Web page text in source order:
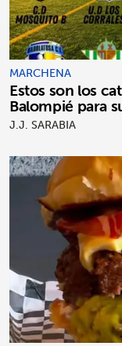
MARCHENA
Estos son los
Balompié para
J.J. SARABIA